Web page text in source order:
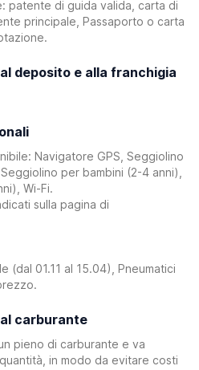
patente di guida valida, carta di
principale, Passaporto o carta
deposito e alla franchigia
Navigatore GPS, Seggiolino
per bambini (2-4 anni),
Wi-Fi.
sulla pagina di
(dal 01.11 al 15.04), Pneumatici
carburante
pieno di carburante e va
in modo da evitare costi